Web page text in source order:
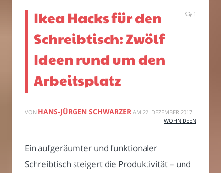
Ikea Hacks für den
Schreibtisch: Zwölf
Ideen rund um den
Arbeitsplatz
1
VON HANS-JÜRGEN SCHWARZER AM 22. DEZEMBER 2017
WOHNIDEEN
Ein aufgeräumter und funktionaler
Schreibtisch steigert die Produktivität – und